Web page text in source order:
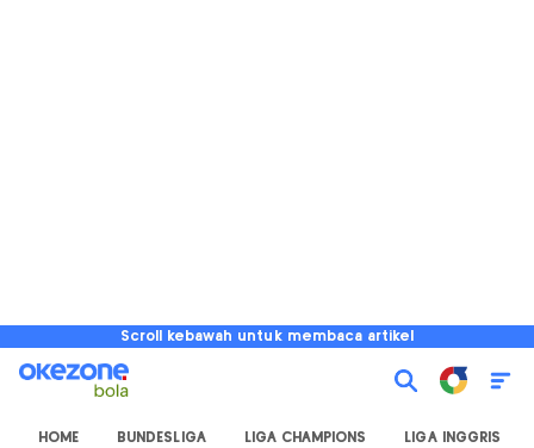
Scroll kebawah untuk membaca artikel
HOME BUNDESLIGA LIGA CHAMPIONS LIGA INGGRIS